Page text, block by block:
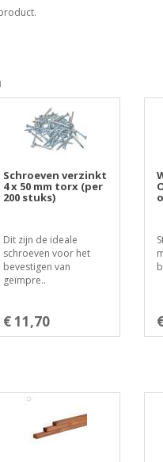
Schroeven verzinkt
4 x 50 mm torx (per
200 stuks)
Dit zijn de ideale
schroeven voor het
bevestigen van
geïmpre..
€ 11,70